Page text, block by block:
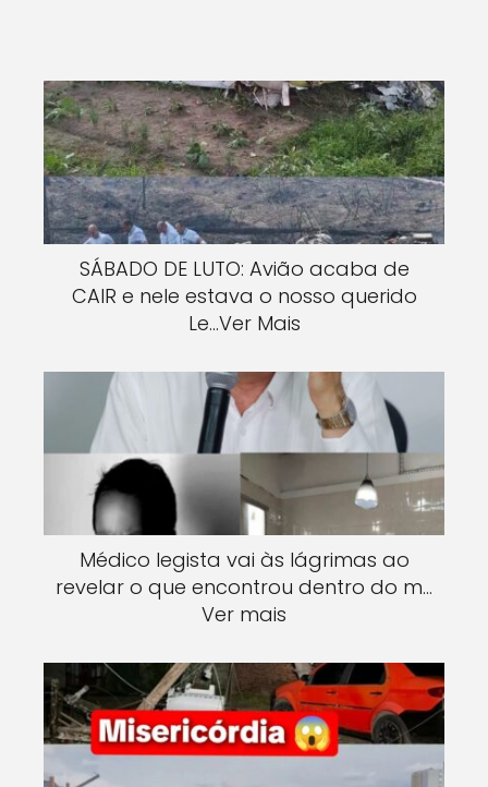
SÁBADO DE LUTO: Avião acaba de
CAIR e nele estava o nosso querido
Le…Ver Mais
Médico legista vai às lágrimas ao
revelar o que encontrou dentro do m…
Ver mais